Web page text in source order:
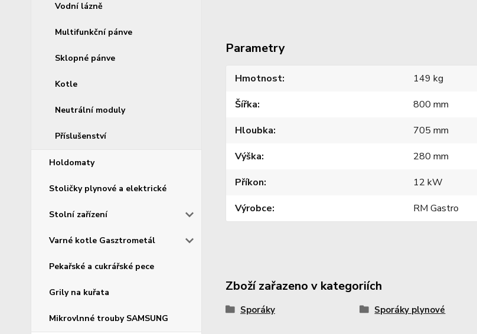
Vodní lázně
Multifunkční pánve
Sklopné pánve
Kotle
Neutrální moduly
Příslušenství
Holdomaty
Stoličky plynové a elektrické
Stolní zařízení
Varné kotle Gasztrometál
Pekařské a cukrářské pece
Grily na kuřata
Mikrovlnné trouby SAMSUNG
Parametry
Hmotnost
149 kg
Šířka
800 mm
Hloubka
705 mm
Výška
280 mm
Příkon
12 kW
Výrobce
RM Gastro
Zboží zařazeno v kategoriích
Sporáky Sporáky plynové